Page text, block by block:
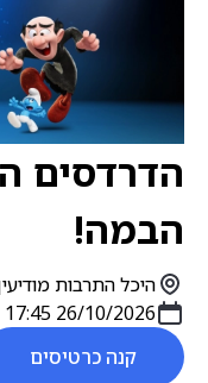
הבמה!
26/10/2026 17:45
היכל התרבות
קנה כרטיסים